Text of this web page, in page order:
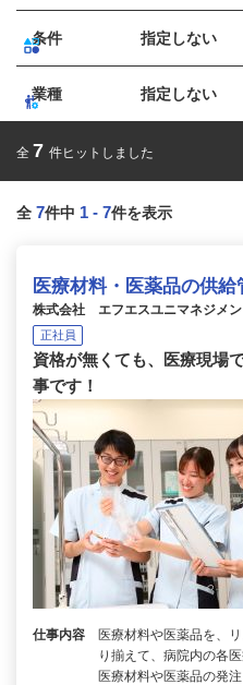
条件 指定しない
業種 指定しない
全 7 件ヒットしました
全 7件中 1 - 7件を表示
医療材料・医薬品の供給
株式会社 エフエスユニマネジメ
正社員
資格が無くても、医療現場
事です！
仕事内容
医療材料や医薬品を、
り揃えて、病院内の各
医療材料や医薬品の発